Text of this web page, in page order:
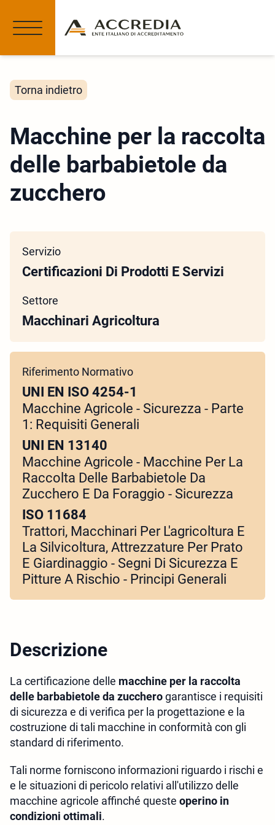
Torna indietro
Macchine per la raccolta
delle barbabietole da
zucchero
Servizio
Certificazioni Di Prodotti E Servizi
Settore
Macchinari Agricoltura
Riferimento Normativo
UNI EN ISO 4254-1
Macchine Agricole - Sicurezza - Parte
1: Requisiti Generali
UNI EN 13140
Macchine Agricole - Macchine Per La
Raccolta Delle Barbabietole Da
Zucchero E Da Foraggio - Sicurezza
ISO 11684
Trattori, Macchinari Per L'agricoltura E
La Silvicoltura, Attrezzature Per Prato
E Giardinaggio - Segni Di Sicurezza E
Pitture A Rischio - Principi Generali
Descrizione
La certificazione delle macchine per la raccolta
delle barbabietole da zuccherogarantisce i requisiti
di sicurezza e di verifica per la progettazione e la
costruzione di tali macchine in conformità con gli
standard di riferimento.
Tali norme forniscono informazioni riguardo i rischi e
e le situazioni di pericolo relativi all'utilizzo delle
macchine agricole affinché queste operino in
condizioni ottimali.